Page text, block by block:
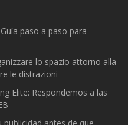
paso a paso para
lo spazio attorno alla
le distrazioni
Elite: Respondemos a las